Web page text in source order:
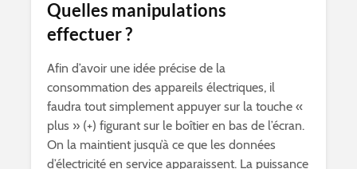
Quelles manipulations
effectuer ?
Afin d’avoir une idée précise de la
consommation des appareils électriques, il
faudra tout simplement appuyer sur la touche «
plus » (+) figurant sur le boîtier en bas de l’écran.
On la maintient jusqu’à ce que les données
d’électricité en service apparaissent. La puissance